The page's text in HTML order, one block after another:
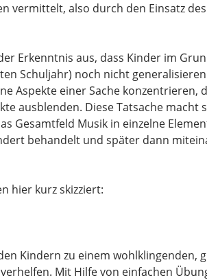
vermittelt, also durch den Einsatz
Erkenntnis aus, dass Kinder im
Schuljahr) noch nicht
Aspekte einer Sache konzentrieren,
ausblenden. Diese Tatsache macht
Gesamtfeld Musik in einzelne
behandelt und später dann
hier kurz skizziert:
Kindern zu einem wohlklingenden,
Mit Hilfe von einfachen